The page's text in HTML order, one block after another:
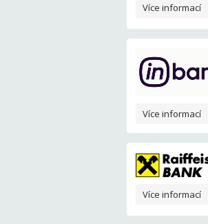
Více informací
Více informací
Více informací